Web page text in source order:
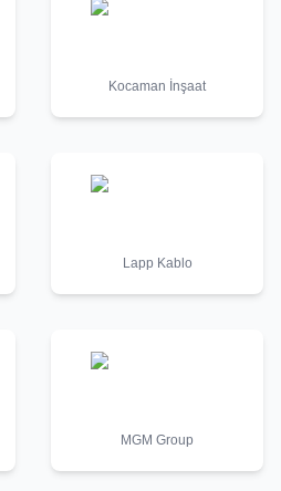
Kocaman İnşaat
Lapp Kablo
MGM Group